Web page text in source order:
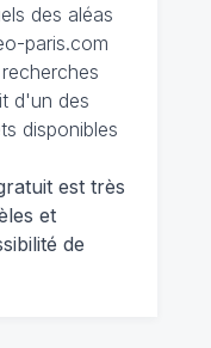
des aléas
paris.com
d'un des
disponibles
est très
et
de